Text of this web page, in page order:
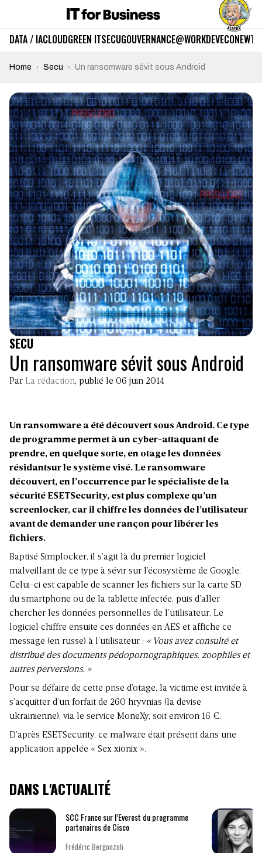
DATA / IACLOUDGREEN ITSECUGOUVERNANCE@WORKDEVECO
Home Secu Un ransomware sévit sous Android
SECU
Un ransomware sévit sous Android
Par La rédaction, publié le 06 juin 2014
Un ransomware a été découvert sous Android. Ce type
de programme permet à un cyber-attaquant de
prendre, en quelque sorte, en otage les données
résidantsur le système visé. Le ransomware
découvert, en l’occurrence par le spécialiste de la
sécurité ESETSecurity, est plus complexe qu’un
screenlocker, car il chiffre les données de l’utilisateur
avant de demander une rançon pour libérer les
fichiers.
Baptisé Simplocker, il s’agit là du premier logiciel
malveillant de ce type à sévir sur l’écosystème de Google.
Celui-ci est capable de scanner les fichiers sur la carte SD
du smartphone ou de la tablette infectée, puis d’aller
chercher les données personnelles de l’utilisateur. Le
logiciel chiffre ensuite ces données en AES et affiche ce
message (en russe) à l’utilisateur : « Vous avez consulté et
distribué des documents pédopornographiques, zoophiles et
autres perversions. »
Pour se défaire de cette prise d’otage, la victime est invitée à
s’acquitter d’un forfait de 260 hryvnias (la devise
ukrainienne), via le service MoneXy, soit environ 16 €.
D’après ESETSecurity, ce malware était présent dans une
application appelée « Sex xionix ».
DANS L'ACTUALITÉ
SCC France sur l’Everest du programme
partenaires de Cisco
Frédéric Bergonzoli